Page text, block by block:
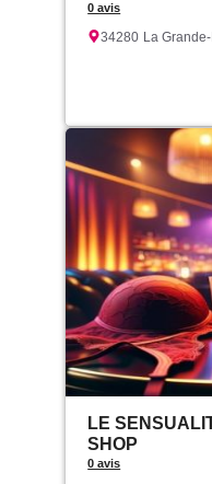
0 avis
34280 La
LE
SHOP
0 avis